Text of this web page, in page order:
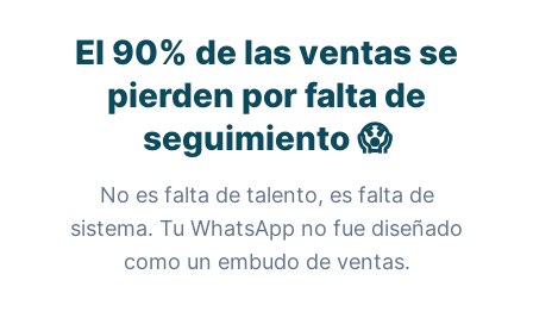
El 90% de las ventas se
pierden por falta de
seguimiento 😱
No es falta de talento, es falta de
sistema. Tu WhatsApp no fue diseñado
como un embudo de ventas.